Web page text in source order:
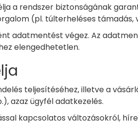
a rendszer biztonságának
(pl. túlterheléses támadás,
adatmentést végez. Az
elengedhetetlen.
teljesítéséhez, illetve a
azaz ügyfél adatkezelés.
kapcsolatos változásokról,